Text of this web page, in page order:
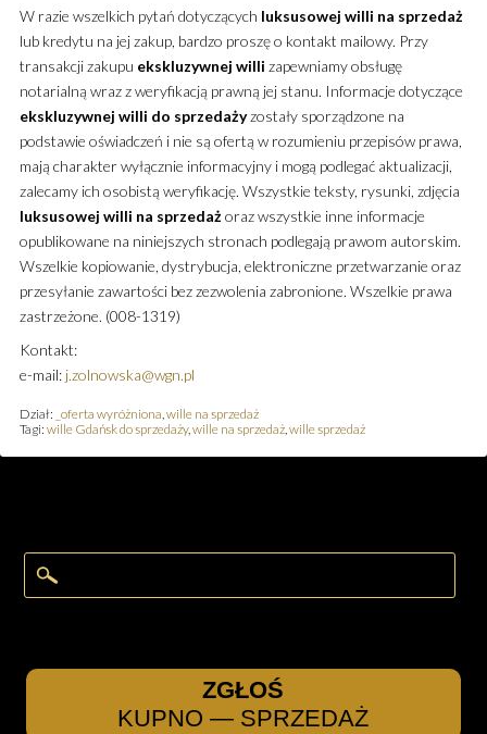
W razie wszelkich pytań dotyczących luksusowej willi na sprzedaż
lub kredytu na jej zakup, bardzo proszę o kontakt mailowy. Przy
transakcji zakupu ekskluzywnej willi zapewniamy obsługę
notarialną wraz z weryfikacją prawną jej stanu. Informacje dotyczące
ekskluzywnej willi do sprzedażyzostały sporządzone na
podstawie oświadczeń i nie są ofertą w rozumieniu przepisów prawa,
mają charakter wyłącznie informacyjny i mogą podlegać aktualizacji,
zalecamy ich osobistą weryfikację. Wszystkie teksty, rysunki, zdjęcia
luksusowej willi na sprzedażoraz wszystkie inne informacje
opublikowane na niniejszych stronach podlegają prawom autorskim.
Wszelkie kopiowanie, dystrybucja, elektroniczne przetwarzanie oraz
przesyłanie zawartości bez zezwolenia zabronione. Wszelkie prawa
zastrzeżone. (008-1319)
Kontakt:
e-mail: j.zolnowska@wgn.pl
Dział: _oferta wyróżniona wille na sprzedaż
Tagi: wille Gdańsk do sprzedaży, wille na sprzedaż, wille sprzedaż
ZGŁOŚ
KUPNO — SPRZEDAŻ